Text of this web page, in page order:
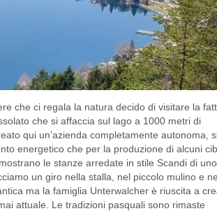
che ci regala la natura decido di visitare la
che si affaccia sul lago a 1000 metri di
qui un’azienda completamente autonoma,
energetico che per la produzione di alcuni
le stanze arredate in stile Scandi di
un giro nella stalla, nel piccolo mulino e
ma la famiglia Unterwalcher è riuscita a
attuale. Le tradizioni pasquali sono rimaste